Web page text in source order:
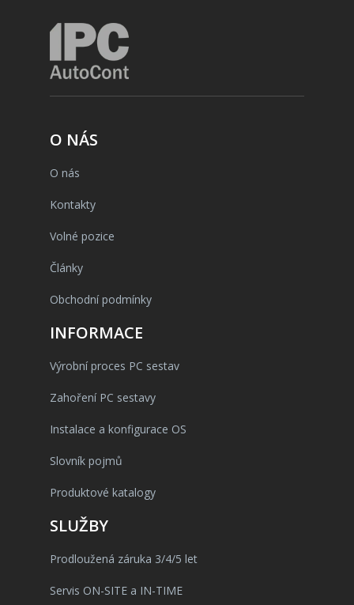
O NÁS
O nás
Kontakty
Volné pozice
Články
Obchodní podmínky
INFORMACE
Výrobní proces PC sestav
Zahoření PC sestavy
Instalace a konfigurace OS
Slovník pojmů
Produktové katalogy
SLUŽBY
Prodloužená záruka 3/4/5 let
Servis ON-SITE a IN-TIME